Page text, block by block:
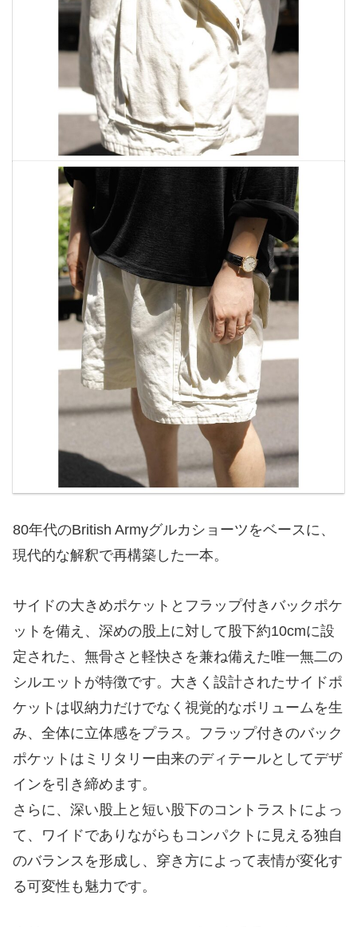
80年代のBritish Armyグルカショーツをベースに、
現代的な解釈で再構築した一本。
サイドの大きめポケットとフラップ付きバックポケ
ットを備え、深めの股上に対して股下約10cmに設
定された、無骨さと軽快さを兼ね備えた唯一無二の
シルエットが特徴です。大きく設計されたサイドポ
ケットは収納力だけでなく視覚的なボリュームを生
み、全体に立体感をプラス。フラップ付きのバック
ポケットはミリタリー由来のディテールとしてデザ
インを引き締めます。
さらに、深い股上と短い股下のコントラストによっ
て、ワイドでありながらもコンパクトに見える独自
のバランスを形成し、穿き方によって表情が変化す
る可変性も魅力です。